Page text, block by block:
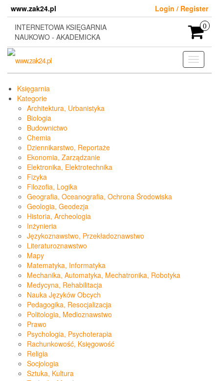
content
www.zak24.pl
Login / Register
INTERNETOWA KSIĘGARNIA
NAUKOWO - AKADEMICKA
0
Toggle
Księgarnia
Kategorie
Architektura, Urbanistyka
Biologia
Budownictwo
Chemia
Dziennikarstwo, Reportaże
Ekonomia, Zarządzanie
Elektronika, Elektrotechnika
Fizyka
Filozofia, Logika
Geografia, Oceanografia, Ochrona Środowiska
Geologia, Geodezja
Historia, Archeologia
Inżynieria
Językoznawstwo, Przekładoznawstwo
Literaturoznawstwo
Mapy
Matematyka, Informatyka
Mechanika, Automatyka, Mechatronika, Robotyka
Medycyna, Rehabilitacja
Nauka Języków Obcych
Pedagogika, Resocjalizacja
Politologia, Medioznawstwo
Prawo
Psychologia, Psychoterapia
Rachunkowość, Księgowość
Religia
Socjologia
Sztuka, Kultura